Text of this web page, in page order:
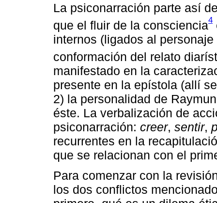
La psiconarración parte así
que el fluir de la consciencia4
internos (ligados al
conformación del relato
manifestado en la
presente en la epístola (allí
2) la personalidad de
éste. La verbalización de
psiconarración: creer, sentir,
recurrentes en la
que se relacionan con el
Para comenzar con la
los dos conflictos